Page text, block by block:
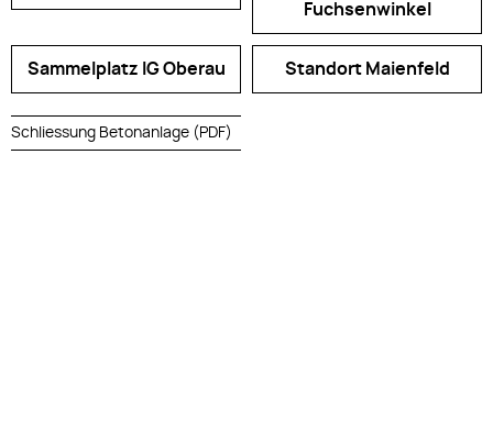
Fuchsenwinkel
Sammelplatz IG Oberau Standort Maienfeld
Schliessung Betonanlage (PDF)